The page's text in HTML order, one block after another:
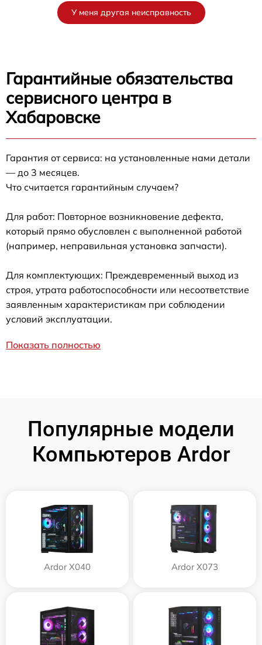
У меня другая неисправность
Гарантийные обязательства
сервисного центра в
Хабаровске
Гарантия от сервиса: на установленные нами детали
— до 3 месяцев.
Что считается гарантийным случаем?
Для работ: Повторное возникновение дефекта,
который прямо обусловлен с выполненной работой
(например, неправильная установка запчасти).
Для комплектующих: Преждевременный выход из
строя, утрата работоспособности или несоответствие
заявленным характеристикам при соблюдении
условий эксплуатации.
Показать полностью
Популярные модели
Компьютеров Ardor
Ardor X040 Ardor X073